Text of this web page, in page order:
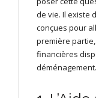
de vie. Il existe
conçues pour
première
financières
déménagement.